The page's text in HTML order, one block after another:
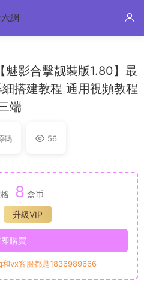
魅影合擊靓裝版1.80】最
搭建教程 通用視頻教程
端
碼 56
8 盒币
升級VIP
購買
和vx客服都是1836989666